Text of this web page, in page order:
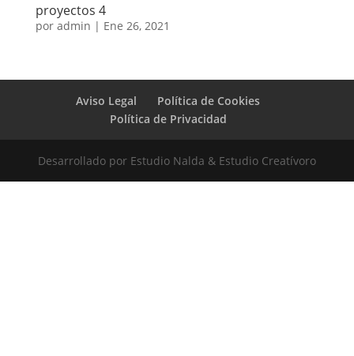
proyectos 4
por admin | Ene 26, 2021
Aviso Legal
Política de Cookies
Política de Privacidad
Desarrollado por Estudio Nalda & Estudio Creatívoro